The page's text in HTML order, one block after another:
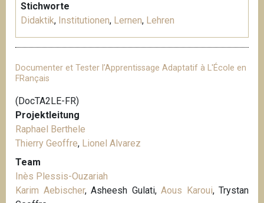
Stichworte
Didaktik, Institutionen, Lernen, Lehren
Documenter et Tester l’Apprentissage Adaptatif à L'École en
FRançais
(DocTA2LE-FR)
Projektleitung
Raphael Berthele
Thierry Geoffre, Lionel Alvarez
Team
Inès Plessis-Ouzariah
Karim Aebischer, Asheesh Gulati, Aous Karoui, Trystan